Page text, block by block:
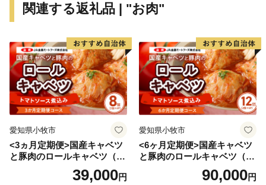
関連する返礼品 | "お肉"
愛知県小牧市
<3ヵ月定期便>国産キャベツ
と豚肉のロールキャベツ（4P
39,000円
愛知県小牧市
<6ヶ月定期便>国産キャベツ
と豚肉のロールキャベツ（6P
90,000円